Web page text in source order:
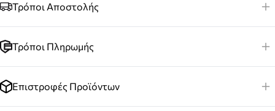
Τρόποι Αποστολής
Τρόποι Πληρωμής
Επιστροφές Προϊόντων